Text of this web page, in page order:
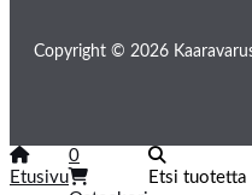
Copyright © 2026
Etusivu
0
Etsi tuotetta